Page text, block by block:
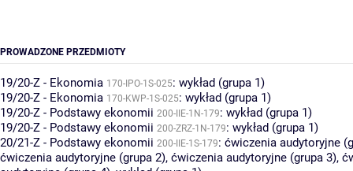
PROWADZONE PRZEDMIOTY
19/20-Z - Ekonomia 170-IPO-1S-025: wykład (grupa 1)
19/20-Z - Ekonomia 170-KWP-1S-025: wykład (grupa 1)
19/20-Z - Podstawy ekonomii 200-IIE-1N-179: wykład (grupa 1)
19/20-Z - Podstawy ekonomii 200-ZRZ-1N-179: wykład (grupa 1)
20/21-Z - Podstawy ekonomii 200-IIE-1S-179: ćwiczenia audytoryjne
ćwiczenia audytoryjne (grupa 2), ćwiczenia audytoryjne (grupa 3),